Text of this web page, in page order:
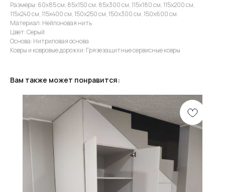
Размеры: 60х85 см, 85х150 см, 85х300 см, 115х180 см, 115х200 см,
115х240 см, 115х400 см, 150х250 см, 150х300 см, 150х600 см.
Материал: Нейлоновая нить
Цвет: Серый
Основа: Нитриловая основа
Ковры и ковровые дорожки: Грязезащитные сервисные ковры
Вам также может понравится:
КОНСУЛЬТАЦИЯ